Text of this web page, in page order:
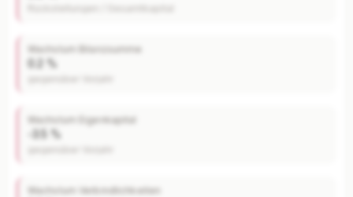
Wachstum Bilanzsumme
0.2 %
Wachstum Eigenkapital
-3.5 %
Wachstum Verbindlichkeiten